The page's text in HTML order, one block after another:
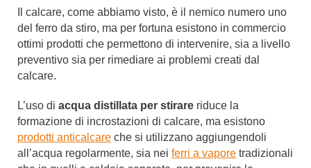
Il calcare, come abbiamo visto, è il nemico numero uno
del ferro da stiro, ma per fortuna esistono in commercio
ottimi prodotti che permettono di intervenire, sia a livello
preventivo sia per rimediare ai problemi creati dal
calcare.
L’uso di acqua distillata per stirare riduce la
formazione di incrostazioni di calcare, ma esistono
prodotti anticalcare che si utilizzano aggiungendoli
all’acqua regolarmente, sia nei ferri a vapore tradizionali